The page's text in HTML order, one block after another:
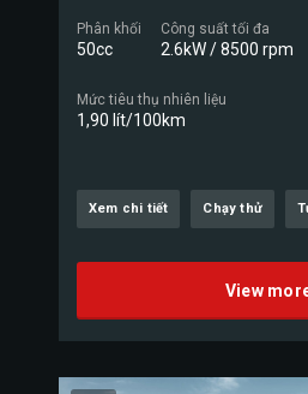
Phân khối
50cc
Công suất tối đa
2.6kW / 8500 rpm
Mức tiêu thụ nhiên liệu
1,90 lít/100km
Xem chi tiết Chạy thử
View